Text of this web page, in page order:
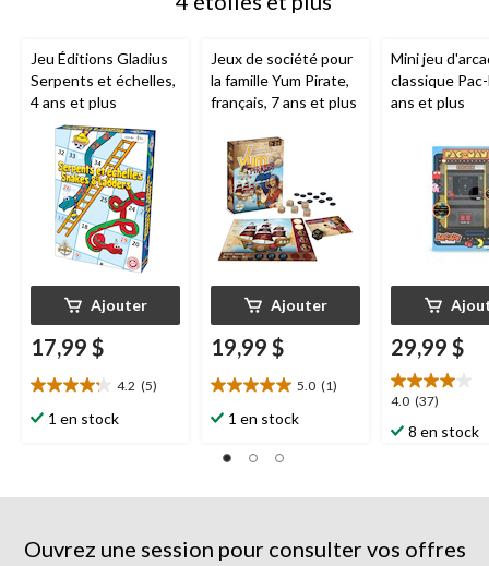
Jeu Éditions Gladius
Serpents et échelles,
4 ans et plus
Ajouter
17,99 $
4.2 (5)
4.2
étoile(s)
évaluations
1 en stock
Jeux de société pour
la famille Yum Pirate,
français, 7 ans et plus
Ajouter
19,99 $
5.0 (1)
5.0
étoile(s)
5.
évaluation
1 en stock
Mini jeu
classique
ans et plus
29,99 $
4.0 (37)
4.0
étoile(s)
sur
8 en stock
Ouvrez une session pour consulter vos offres